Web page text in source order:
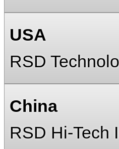
USA
RSD
China
RSD Hi-Tech